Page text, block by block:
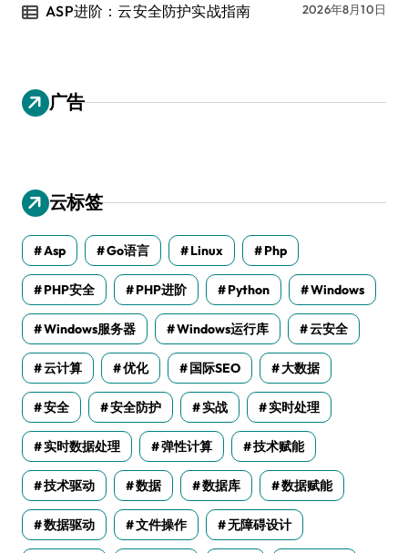
ASP进阶：云安全防护实战指南 2026年8月10日
广告
云标签
Asp Go语言 Linux Php
PHP安全 PHP进阶 Python Windows
Windows服务器 Windows运行库 云安全
云计算 优化 国际SEO 大数据
安全 安全防护 实战 实时处理
实时数据处理 弹性计算 技术赋能
技术驱动 数据 数据库 数据赋能
数据驱动 文件操作 无障碍设计